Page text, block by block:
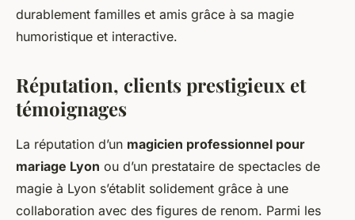
durablement familles et amis grâce à sa magie
humoristique et interactive.
Réputation, clients prestigieux et
témoignages
La réputation d’un magicien professionnel pour
mariage Lyon ou d’un prestataire de spectacles de
magie à Lyon s’établit solidement grâce à une
collaboration avec des figures de renom. Parmi les